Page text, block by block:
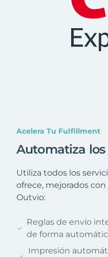
Acelera Tu Fulfillment
Automatiza los
Utiliza todos los
ofrece, mejorados
Outvio:
Reglas de envío
de forma
Impresión